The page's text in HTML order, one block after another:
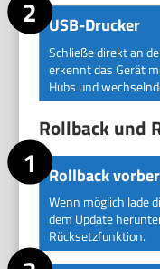
USB-Drucker
Schließe direkt an
erkennt das Gerät
Hubs und
Rollback und
Rollback
Wenn möglich lade
dem Update
Rücksetzfunktion.